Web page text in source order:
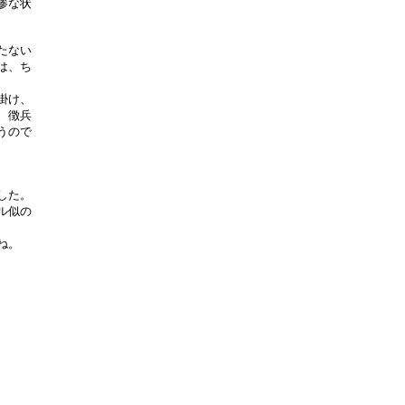
な状
ない
、ち
、
徴兵
ので
。
似の